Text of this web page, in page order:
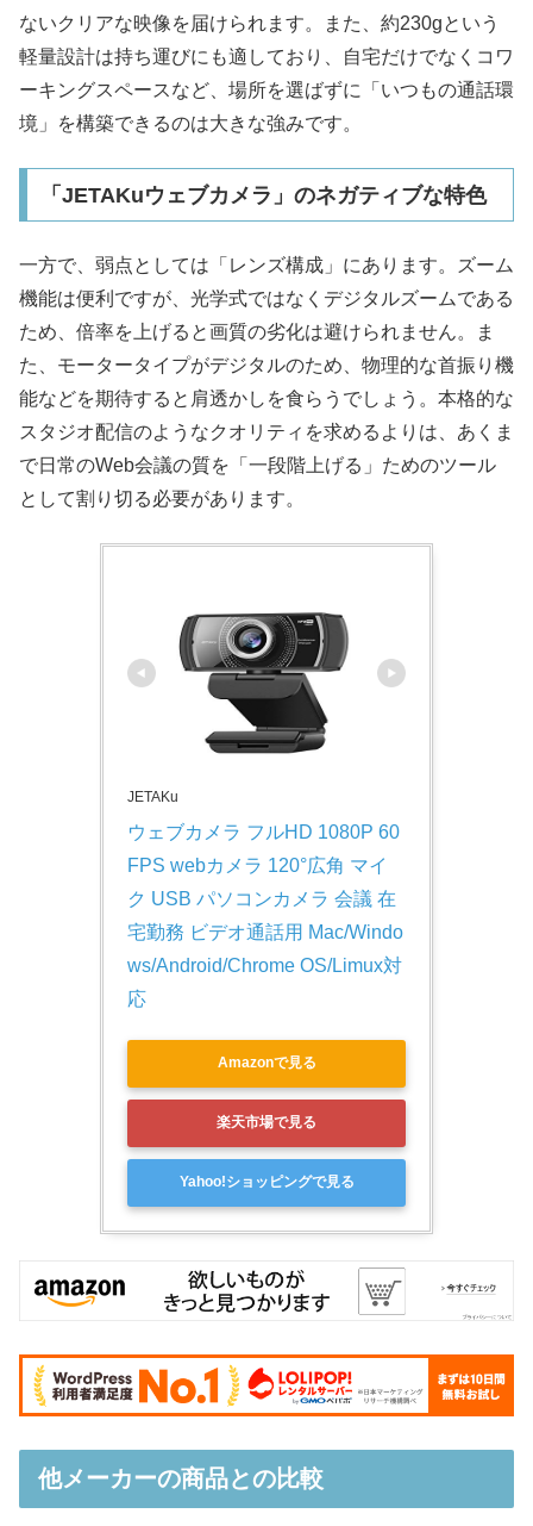
ないクリアな映像を届けられます。また、約230gという
軽量設計は持ち運びにも適しており、自宅だけでなくコワ
ーキングスペースなど、場所を選ばずに「いつもの通話環
境」を構築できるのは大きな強みです。
「JETAKuウェブカメラ」のネガティブな特色
一方で、弱点としては「レンズ構成」にあります。ズーム
機能は便利ですが、光学式ではなくデジタルズームである
ため、倍率を上げると画質の劣化は避けられません。ま
た、モータータイプがデジタルのため、物理的な首振り機
能などを期待すると肩透かしを食らうでしょう。本格的な
スタジオ配信のようなクオリティを求めるよりは、あくま
で日常のWeb会議の質を「一段階上げる」ためのツール
として割り切る必要があります。
JETAKu
ウェブカメラ フルHD 1080P 60
FPS webカメラ 120°広角 マイ
ク USB パソコンカメラ 会議 在
宅勤務 ビデオ通話用 Mac/Windo
ws/Android/Chrome OS/Limux対
応
Amazonで見る
楽天市場で見る
Yahoo!ショッピングで見る
他メーカーの商品との比較